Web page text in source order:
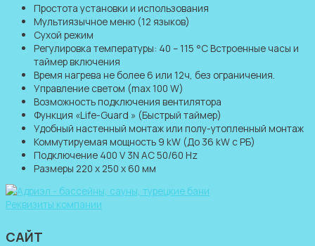
Простота установки и использования
Мультиязычное меню (12 языков)
Сухой режим
Регулировка температуры: 40 – 115 °C Встроенные часы и
таймер включения
Время нагрева не более 6 или 12ч, без ограничения.
Управление светом (max 100 W)
Возможность подключения вентилятора
Функция «Life-Guard » (Быстрый таймер)
Удобный настенный монтаж или полу-утопленный монтаж
Коммутируемая мощность 9 kW (До 36 kW с РБ)
Подключение 400 V 3N AC 50/60 Hz
Размеры 220 х 250 х 60 мм
Реквизиты компании
САЙТ